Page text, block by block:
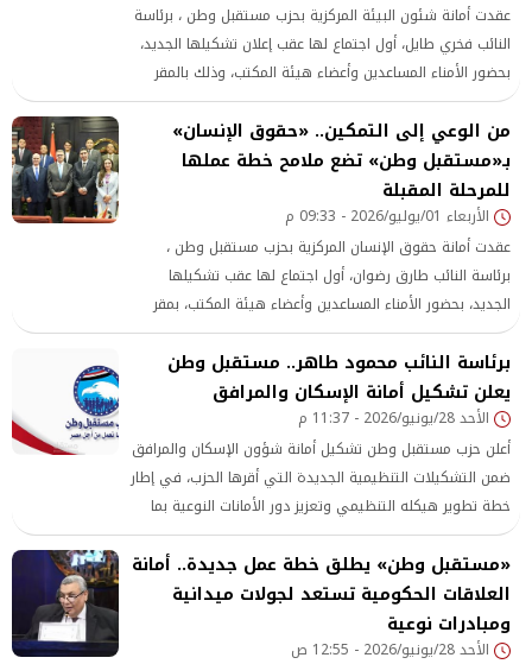
عقدت أمانة شئون البيئة المركزية بحزب مستقبل وطن ، برئاسة
النائب فخري طايل، أول اجتماع لها عقب إعلان تشكيلها الجديد،
بحضور الأمناء المساعدين وأعضاء هيئة المكتب، وذلك بالمقر
الرئيسي للحزب بالقاهرة الجديدة.
من الوعي إلى التمكين.. «حقوق الإنسان»
بـ«مستقبل وطن» تضع ملامح خطة عملها
للمرحلة المقبلة
الأربعاء 01/يوليو/2026 - 09:33 م
عقدت أمانة حقوق الإنسان المركزية بحزب مستقبل وطن ،
برئاسة النائب طارق رضوان، أول اجتماع لها عقب تشكيلها
الجديد، بحضور الأمناء المساعدين وأعضاء هيئة المكتب، بمقر
الأمانة العامة للحزب بالقاهرة الجديدة، لمناقشة خطة عمل
الأمانة خلال المرحلة المقبلة.
برئاسة النائب محمود طاهر.. مستقبل وطن
يعلن تشكيل أمانة الإسكان والمرافق
الأحد 28/يونيو/2026 - 11:37 م
أعلن حزب مستقبل وطن تشكيل أمانة شؤون الإسكان والمرافق
ضمن التشكيلات التنظيمية الجديدة التي أقرها الحزب، في إطار
خطة تطوير هيكله التنظيمي وتعزيز دور الأمانات النوعية بما
يدعم متابعة الملفات الحيوية المرتبطة بالإسكان والبنية التحتية
والمرافق العامة.
«مستقبل وطن» يطلق خطة عمل جديدة.. أمانة
العلاقات الحكومية تستعد لجولات ميدانية
ومبادرات نوعية
الأحد 28/يونيو/2026 - 12:55 ص